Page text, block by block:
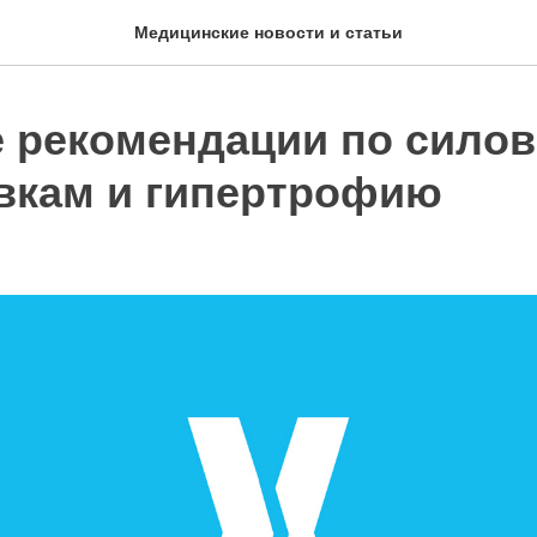
Медицинские новости и статьи
рекомендации по
и гипертрофию